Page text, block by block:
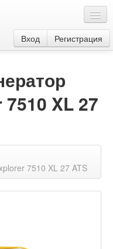
Вход Регистрация
XL 27
7510 XL 27 ATS